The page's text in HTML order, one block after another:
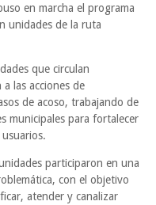
en marcha el programa
unidades de la ruta
que circulan
las acciones de
de acoso, trabajando de
municipales para fortalecer
participaron en una
con el objetivo
atender y canalizar